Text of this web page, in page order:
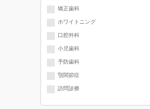
矯正歯科
ホワイトニング
口腔外科
小児歯科
予防歯科
顎関節症
訪問診療